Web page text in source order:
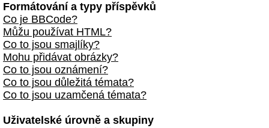
Formátování a typy příspěvků
Co je BBCode?
Můžu používat HTML?
Co to jsou smajlíky?
Mohu přidávat obrázky?
Co to jsou oznámení?
Co to jsou důležitá témata?
Co to jsou uzamčená témata?
Uživatelské úrovně a skupiny